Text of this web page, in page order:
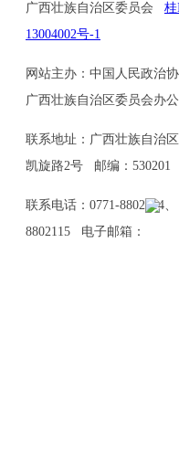
广西壮族自治区委员会 桂
13004002号-1
网站主办：中国人民政治
广西壮族自治区委员会办
联系地址：广西壮族自治
凯旋路2号 邮编：530201
联系电话：0771-8802114、
8802115 电子邮箱：